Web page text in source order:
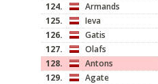
124.
Armands
125.
Ieva
126.
Gatis
127.
Olafs
128.
Antons
129.
Agate